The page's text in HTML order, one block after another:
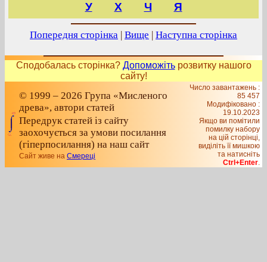
У
Х Ч Я
Попередня сторінка | Вище | Наступна сторінка
Сподобалась сторінка? Допоможітьрозвитку нашого
сайту!
© 1999 – 2026 Група «Мисленого
древа», автори статей
Передрук статей із сайту
заохочується за умови посилання
(гіперпосилання) на наш сайт
Сайт живе на Смереці
Число завантажень :
85 457
Модифіковано :
19.10.2023
Якщо ви помітили
помилку набору
на цiй сторiнцi,
видiлiть її мишкою
та натисніть
Ctrl+Enter.